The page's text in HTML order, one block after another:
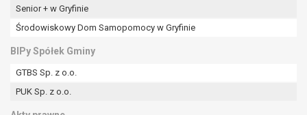
Senior + w Gryfinie
Środowiskowy Dom Samopomocy w Gryfinie
BIPy Spółek Gminy
GTBS Sp. z o.o.
PUK Sp. z o.o.